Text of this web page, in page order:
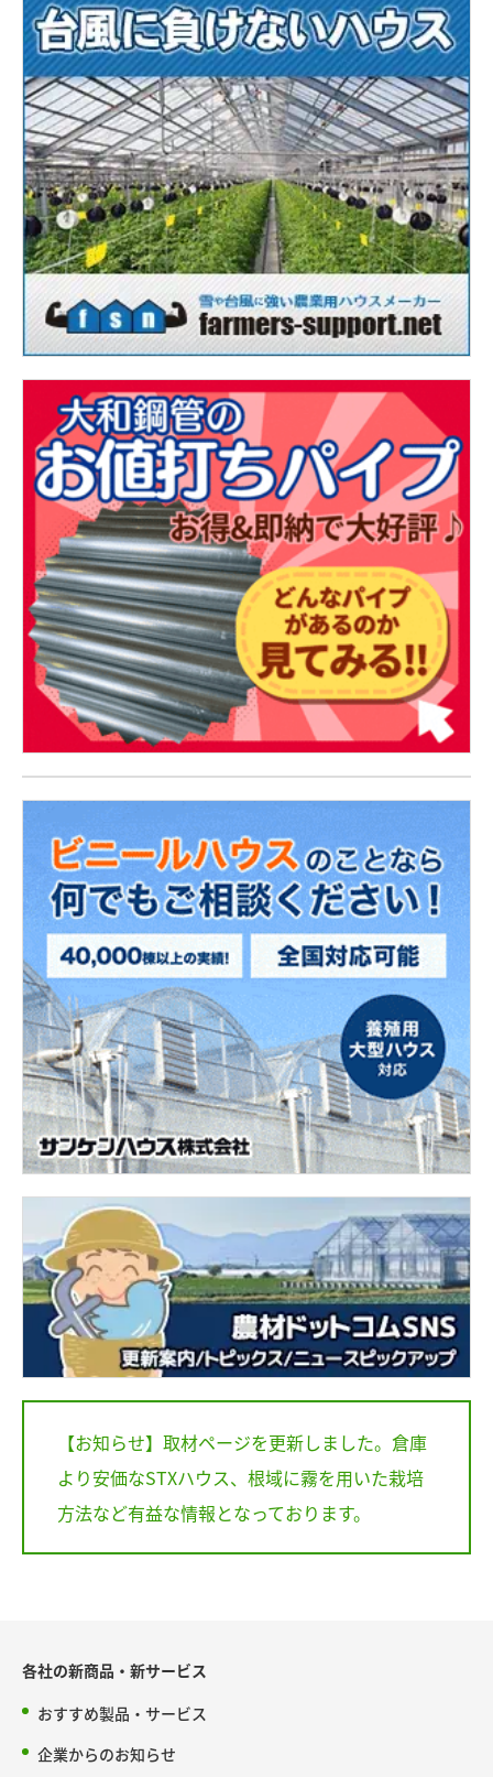
【お知らせ】取材ページを更新しました。倉庫
より安価なSTXハウス、根域に霧を用いた栽培
方法など有益な情報となっております。
各社の新商品・新サービス
おすすめ製品・サービス
企業からのお知らせ